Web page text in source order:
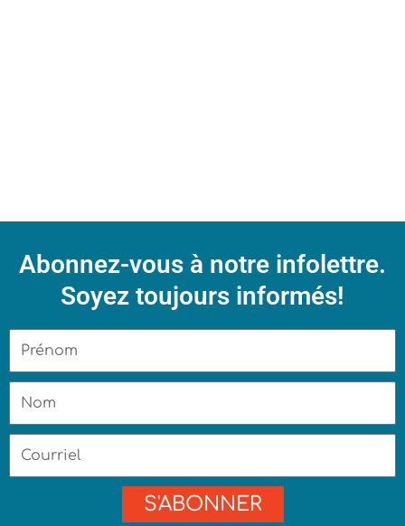
Abonnez-vous à notre infolettre.
Soyez toujours informés!
S'ABONNER